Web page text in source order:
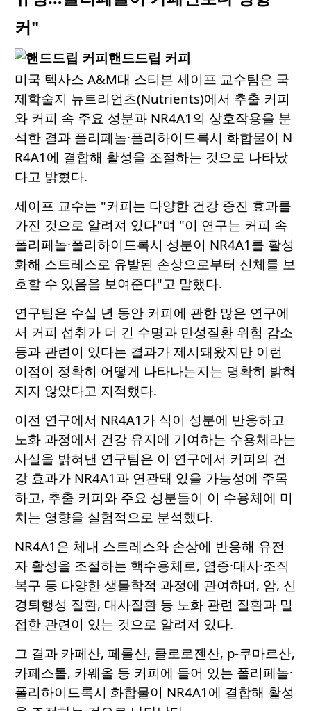
커"
핸드드립 커피
미국 텍사스 A&M대 스티븐 세이프 교수팀은 국
제학술지 뉴트리언츠(Nutrients)에서 추출 커피
와 커피 속 주요 성분과 NR4A1의 상호작용을 분
석한 결과 폴리페놀·폴리하이드록시 화합물이 N
R4A1에 결합해 활성을 조절하는 것으로 나타났
다고 밝혔다.
세이프 교수는 "커피는 다양한 건강 증진 효과를
가진 것으로 알려져 있다"며 "이 연구는 커피 속
폴리페놀·폴리하이드록시 성분이 NR4A1를 활성
화해 스트레스로 유발된 손상으로부터 신체를 보
호할 수 있음을 보여준다"고 말했다.
연구팀은 수십 년 동안 커피에 관한 많은 연구에
서 커피 섭취가 더 긴 수명과 만성질환 위험 감소
등과 관련이 있다는 결과가 제시돼왔지만 이런
이점이 정확히 어떻게 나타나는지는 명확히 밝혀
지지 않았다고 지적했다.
이전 연구에서 NR4A1가 식이 성분에 반응하고
노화 과정에서 건강 유지에 기여하는 수용체라는
사실을 밝혀낸 연구팀은 이 연구에서 커피의 건
강 효과가 NR4A1과 연관돼 있을 가능성에 주목
하고, 추출 커피와 주요 성분들이 이 수용체에 미
치는 영향을 실험적으로 분석했다.
NR4A1은 체내 스트레스와 손상에 반응해 유전
자 활성을 조절하는 핵수용체로, 염증·대사·조직
복구 등 다양한 생물학적 과정에 관여하며, 암, 신
경퇴행성 질환, 대사질환 등 노화 관련 질환과 밀
접한 관련이 있는 것으로 알려져 있다.
그 결과 카페산, 페룰산, 클로로젠산, p-쿠마르산,
카페스톨, 카웨올 등 커피에 들어 있는 폴리페놀·
폴리하이드록시 화합물이 NR4A1에 결합해 활성